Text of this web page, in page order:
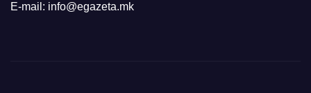
E-mail: info@egazeta.mk